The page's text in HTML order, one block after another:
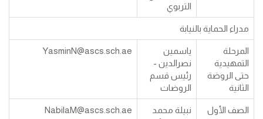
التربوي
مدراء الحماية بالنيابة
المرحلة
التمهيدية
حتى الروضة
الثانية
ياسمين
نصرالدين -
رئيس قسم
الروضات
YasminN@ascs.sch.ae
الصف الأول
نبيلة محمد
NabilaM@ascs.sch.ae